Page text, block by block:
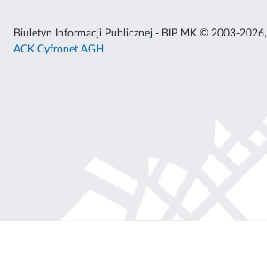
Biuletyn Informacji Publicznej - BIP MK © 2003-2026,
ACK Cyfronet AGH